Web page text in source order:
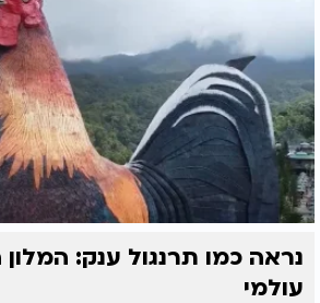
נראה כמו תרנגול ענק:
עולמי